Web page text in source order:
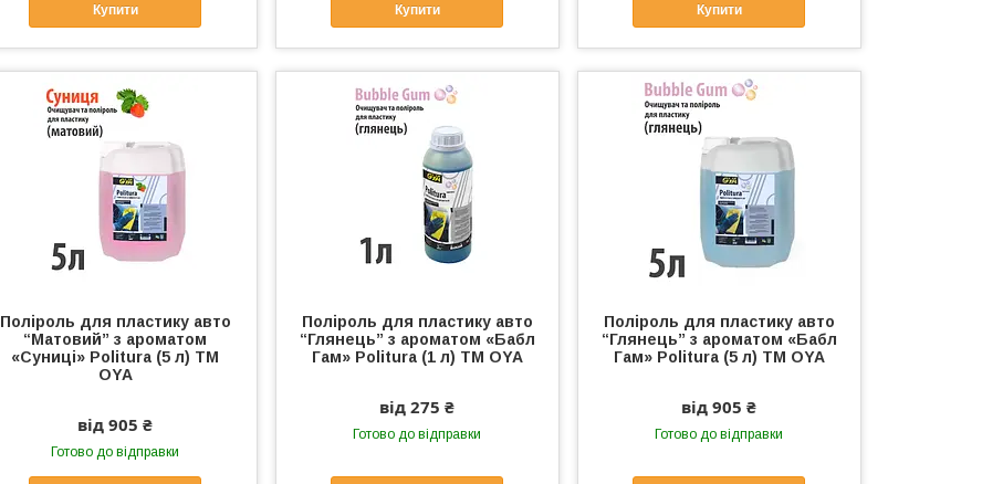
Купити Купити Купити
Поліроль для пластику авто
“Матовий” з ароматом
«Суниці» Politura (5 л) ТМ
OYA
від 905 ₴
Готово до відправки
Поліроль для пластику авто
“Глянець” з ароматом «Бабл
Гам» Politura (1 л) ТМ OYA
від 275 ₴
Готово до відправки
Поліроль для пластику авто
“Глянець” з ароматом «Бабл
Гам» Politura (5 л) ТМ OYA
від 905 ₴
Готово до відправки